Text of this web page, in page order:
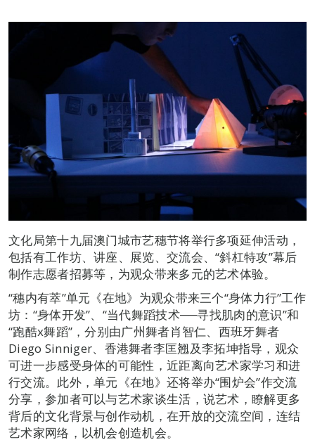
文化局第十九届澳门城市艺穗节将举行多项延伸活动，
包括有工作坊、讲座、展览、交流会、“斜杠特攻”幕后
制作志愿者招募等，为观众带来多元的艺术体验。
“穗内有萃”单元《在地》为观众带来三个“身体力行”工作
坊：“身体开发”、“当代舞蹈技术──寻找肌肉的意识”和
“跑酷x舞蹈”，分别由广州舞者肖智仁、西班牙舞者
Diego Sinniger、香港舞者李匡翘及李拓坤指导，观众
可进一步感受身体的可能性，近距离向艺术家学习和进
行交流。此外，单元《在地》还将举办“围炉会”作交流
分享，参加者可以与艺术家谈生活，说艺术，瞭解更多
背后的文化背景与创作动机，在开放的交流空间，连结
艺术家网络，以机会创造机会。